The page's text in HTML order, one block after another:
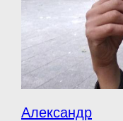
Александр